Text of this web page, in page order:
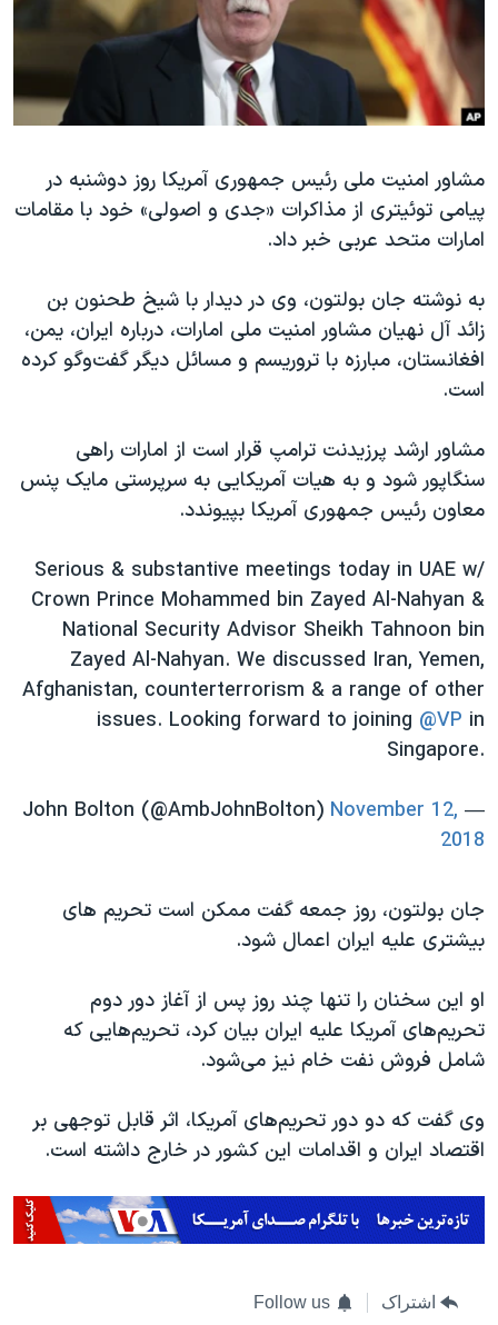
فرهنگ و زندگی
حقوق شهروندی
اقتصادی
اسرائیل در جنگ
گالری عکس
مستندها
انتخابات ریاست جمهوری آمریکا ۲۰۲۴
حمله جمهوری اسلامی به اسرائیل
ورزش زنان در ایران
اعتراضات زن، زندگی، آزادی
تریبونال مردمی آبان ۹۸
دادگاه حمید نوری
اعتراضات مردمی آبان ۹۸
اسرائیل در جنگ
همایش محافظه‌کاران آمریکا «سی‌پک»
صفحه‌های ویژه
سفر پرزیدنت ترامپ به چین
دنبال کنید
زبانهای مختلف
مشاور امنیت ملی رئیس جمهوری آمریکا روز دوشنبه در
پیامی توئیتری از مذاکرات «جدی و اصولی» خود با مقامات
امارات متحد عربی خبر داد.
به نوشته جان بولتون، وی در دیدار با شیخ طحنون بن
زائد آل نهیان مشاور امنیت ملی امارات، درباره ایران، یمن،
افغانستان، مبارزه با تروریسم و مسائل دیگر گفت‌وگو کرده
است.
مشاور ارشد پرزیدنت ترامپ قرار است از امارات راهی
سنگاپور شود و به هیات آمریکایی به سرپرستی مایک پنس
معاون رئیس جمهوری آمریکا بپیوندد.
Serious & substantive meetings today in UAE w/
Crown Prince Mohammed bin Zayed Al-Nahyan &
National Security Advisor Sheikh Tahnoon bin
Zayed Al-Nahyan. We discussed Iran, Yemen,
Afghanistan, counterterrorism & a range of other
issues. Looking forward to joining @VP in
Singapore.
— John Bolton (@AmbJohnBolton)
November 12,
2018
جان بولتون، روز جمعه گفت ممکن است تحریم های
بیشتری علیه ایران اعمال شود.
او این سخنان را تنها چند روز پس از آغاز دور دوم
تحریم‌های آمریکا علیه ایران بیان کرد، تحریم‌هایی که
شامل فروش نفت خام نیز می‌شود.
وی گفت که دو دور تحریم‌های آمریکا، اثر قابل توجهی بر
اقتصاد ایران و اقدامات این کشور در خارج داشته است.
اشتراک Follow us